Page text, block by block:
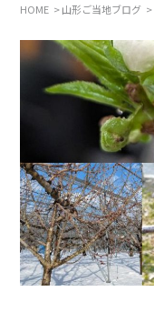
HOME 山形ご当地ブログ